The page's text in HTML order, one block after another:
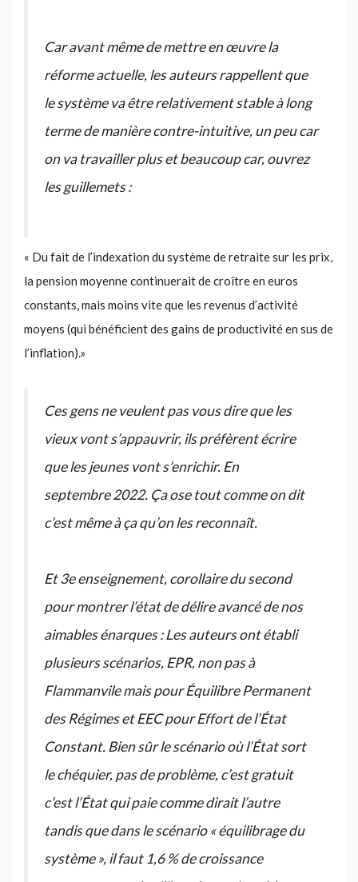
Car avant même de mettre en œuvre la
réforme actuelle, les auteurs rappellent que
le système va être relativement stable à long
terme de manière contre-intuitive, un peu car
on va travailler plus et beaucoup car, ouvrez
les guillemets :
« Du fait de l’indexation du système de retraite sur les prix,
la pension moyenne continuerait de croître en euros
constants, mais moins vite que les revenus d’activité
moyens (qui bénéficient des gains de productivité en sus de
l’inflation).»
Ces gens ne veulent pas vous dire que les
vieux vont s’appauvrir, ils préfèrent écrire
que les jeunes vont s’enrichir. En
septembre 2022. Ça ose tout comme on dit
c’est même à ça qu’on les reconnaît.
Et 3e enseignement, corollaire du second
pour montrer l’état de délire avancé de nos
aimables énarques : Les auteurs ont établi
plusieurs scénarios, EPR, non pas à
Flammanvile mais pour Équilibre Permanent
des Régimes et EEC pour Effort de l’État
Constant. Bien sûr le scénario où l’État sort
le chéquier, pas de problème, c’est gratuit
c’est l’État qui paie comme dirait l’autre
tandis que dans le scénario « équilibrage du
système », il faut 1,6 % de croissance